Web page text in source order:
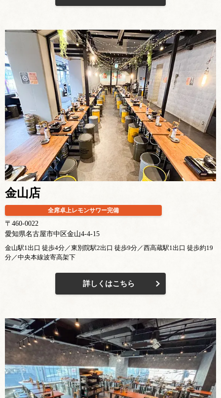
金山店
全席卓上レモンサワー完備
〒460-0022
愛知県名古屋市中区金山4-4-15
金山駅1出口 徒歩4分／東別院駅2出口 徒歩9分／西高蔵駅1出口 徒歩約19
分／中央本線波寄高架下
詳しくはこちら